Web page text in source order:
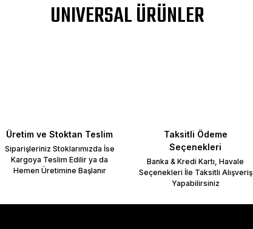
UNIVERSAL ÜRÜNLER
Üretim ve Stoktan Teslim
Siparişleriniz Stoklarımızda İse
Kargoya Teslim Edilir ya da
Hemen Üretimine Başlanır
Taksitli Ödeme
Seçenekleri
Banka & Kredi Kartı, Havale
Seçenekleri İle Taksitli Alışveriş
Yapabilirsiniz